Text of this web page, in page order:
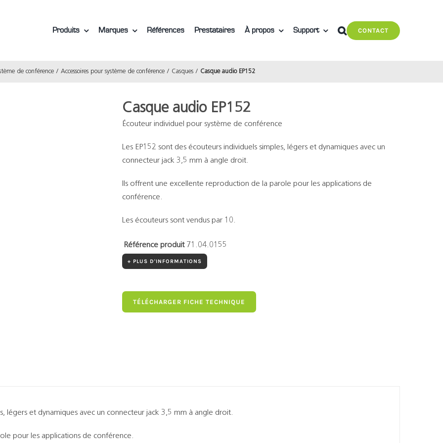
Produits Marques Références Prestataires À propos Support CONTACT
de conférence Accessoires pour système de conférence Casques Casque audio EP152
Casque audio EP152
Écouteur individuel pour système de conférence
Les EP152 sont des écouteurs individuels simples, légers et dynamiques avec un
connecteur jack 3,5 mm à angle droit.
Ils offrent une excellente reproduction de la parole pour les applications de
conférence.
Les écouteurs sont vendus par 10.
Référence produit 71.04.0155
+ PLUS D'INFORMATIONS
TÉLÉCHARGER FICHE TECHNIQUE
légers et dynamiques avec un connecteur jack 3,5 mm à angle droit.
pour les applications de conférence.